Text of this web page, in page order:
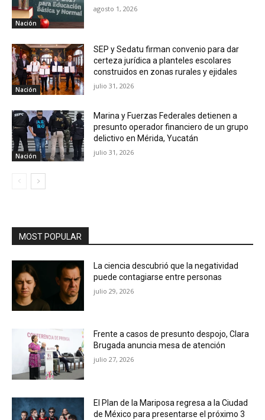
Nación
agosto 1, 2026
Nación
SEP y Sedatu firman convenio para dar
certeza jurídica a planteles escolares
construidos en zonas rurales y ejidales
julio 31, 2026
Nación
Marina y Fuerzas Federales detienen a
presunto operador financiero de un grupo
delictivo en Mérida, Yucatán
julio 31, 2026
MOST POPULAR
La ciencia descubrió que la negatividad
puede contagiarse entre personas
julio 29, 2026
Frente a casos de presunto despojo, Clara
Brugada anuncia mesa de atención
julio 27, 2026
El Plan de la Mariposa regresa a la Ciudad
de México para presentarse el próximo 3